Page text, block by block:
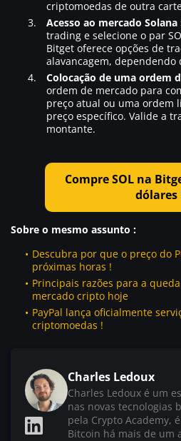
criptomoedas de outra
Acesso ao mercado Solana
trading e selecione o par
Bitget oferece opções de
alavancagem, dependendo
Colocação de uma ordem
ordem de mercado para
preço atual ou uma ordem
preço específico. Valide a
montante.
Compre SOL na
dólares
Sobre o mesmo assunto :
Descubra por que o preço do
próximas horas !
Principais razões para a queda
mercado cripto hoje
PayPal lança oficialmente
criptomoedas !
Charles Ledoux
Charles Ledoux é um
nas novas tecnologias
pela Crypto Academy,
Bitcoin há mais de um